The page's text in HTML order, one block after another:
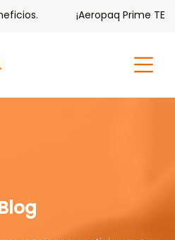
¡Aeropaq Prime TE DA